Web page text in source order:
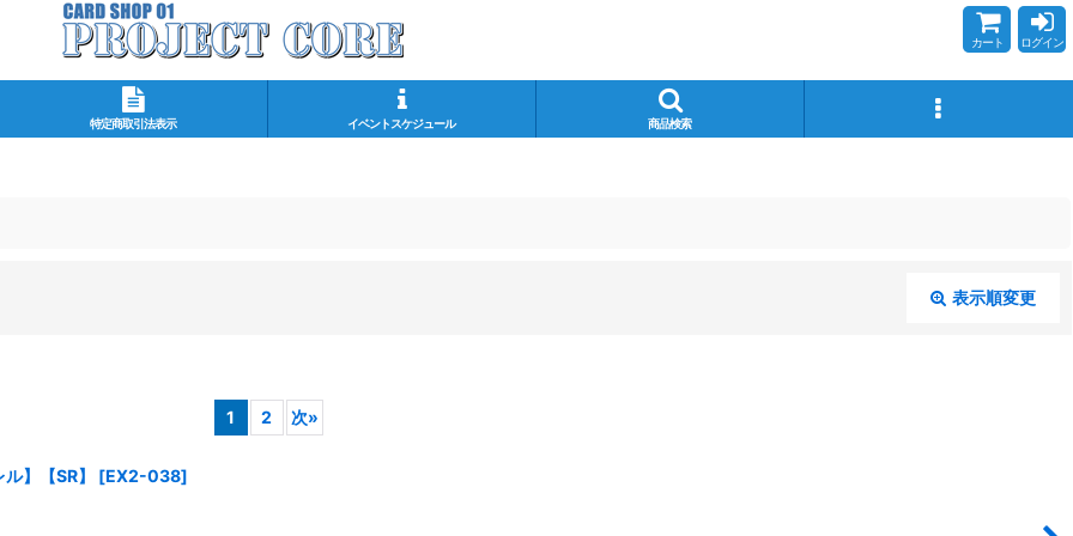
カート ログイン
特定商取引法表示 イベントスケジュール 商品検索
表示順変更
1 2 次»
】【SR】 [EX2-038]